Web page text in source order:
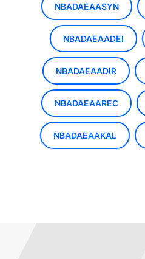
NBADAEAASYN
NBADAEAADEI
NBADAEAADIR
NBADAEAAREC
NBADAEAAKAL